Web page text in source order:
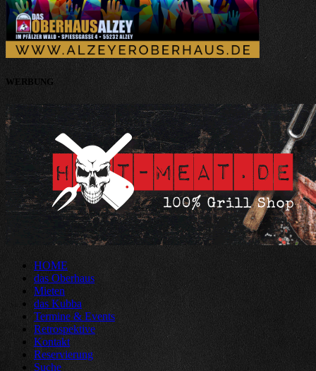
WERBUNG
HOME
das Oberhaus
Mieten
das Kubba
Termine & Events
Retrospektive
Kontakt
Reservierung
Suche